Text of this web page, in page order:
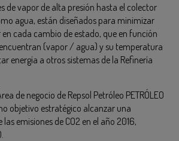
de vapor de alta presión hasta el colector
agua, están diseñados para minimizar
cada cambio de estado, que en función
(vapor / agua) y su temperatura
energía a otros sistemas de la Refinería
de negocio de Repsol Petróleo PETRÓLEO
objetivo estratégico alcanzar una
emisiones de CO2 en el año 2016,